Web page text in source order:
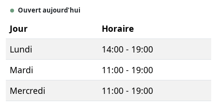
Ouvert aujourd'hui
Jour
Horaire
Lundi
14:00 - 19:00
Mardi
11:00 - 19:00
Mercredi
11:00 - 19:00